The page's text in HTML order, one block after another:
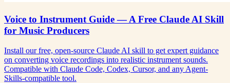
Voice to Instrument Guide — A Free Claude AI Skill
for Music Producers
Install our free, open-source Claude AI skill to get expert guidance
on converting voice recordings into realistic instrument sounds.
Compatible with Claude Code, Codex, Cursor, and any Agent-
Skills-compatible tool.